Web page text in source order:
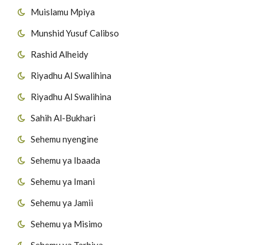
Muislamu Mpiya
Munshid Yusuf Calibso
Rashid Alheidy
Riyadhu Al Swalihina
Riyadhu Al Swalihina
Sahih Al-Bukhari
Sehemu nyengine
Sehemu ya Ibaada
Sehemu ya Imani
Sehemu ya Jamii
Sehemu ya Misimo